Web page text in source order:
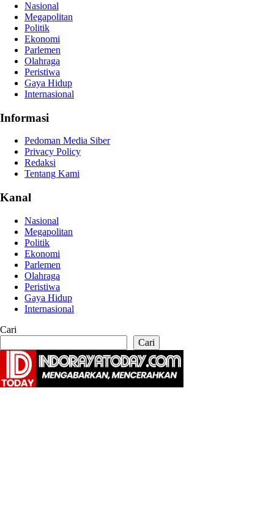
Nasional
Megapolitan
Politik
Ekonomi
Parlemen
Olahraga
Peristiwa
Gaya Hidup
Internasional
Informasi
Pedoman Media Siber
Privacy Policy
Redaksi
Tentang Kami
Kanal
Nasional
Megapolitan
Politik
Ekonomi
Parlemen
Olahraga
Peristiwa
Gaya Hidup
Internasional
Cari
Cari